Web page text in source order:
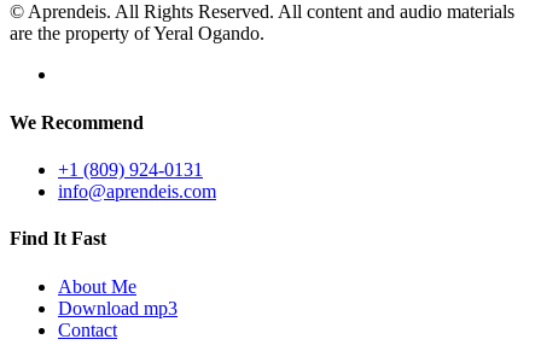
© Aprendeis. All Rights Reserved. All content and audio materials
are the property of Yeral Ogando.
We Recommend
+1 (809) 924-0131
info@aprendeis.com
Find It Fast
About Me
Download mp3
Contact